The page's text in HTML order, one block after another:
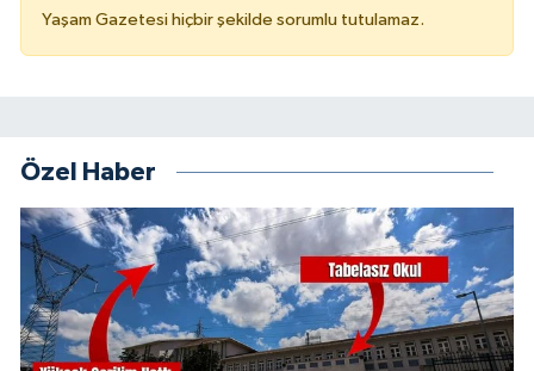
Yaşam Gazetesi hiçbir şekilde sorumlu tutulamaz.
Özel Haber